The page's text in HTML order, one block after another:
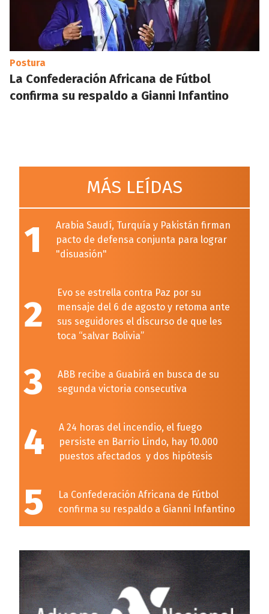
Postura
La Confederación Africana de Fútbol
confirma su respaldo a Gianni Infantino
MÁS LEÍDAS
1
Arabia Saudí, Turquía y Pakistán firman
pacto de defensa conjunta para lograr
"disuasión"
2
Evo se estrella contra Paz por su
mensaje del 6 de agosto y retoma ante
sus seguidores el discurso de que les
toca “salvar Bolivia”
3
ABB recibe a Guabirá en busca de su
segunda victoria consecutiva
4
A 24 horas del incendio, el fuego
persiste en Barrio Lindo, hay 10.000
puestos afectados y dos hipótesis
5
La Confederación Africana de Fútbol
confirma su respaldo a Gianni Infantino